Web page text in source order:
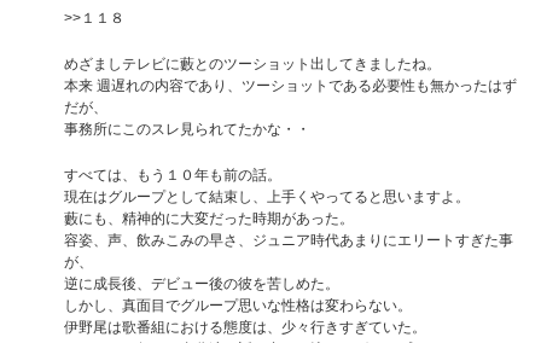
>>１１８
めざましテレビに藪とのツーショット出してきましたね。
本来 週遅れの内容であり、ツーショットである必要性も無かったはず
だが、
事務所にこのスレ見られてたかな・・
すべては、もう１０年も前の話。
現在はグループとして結束し、上手くやってると思いますよ。
藪にも、精神的に大変だった時期があった。
容姿、声、飲みこみの早さ、ジュニア時代あまりにエリートすぎた事
が、
逆に成長後、デビュー後の彼を苦しめた。
しかし、真面目でグループ思いな性格は変わらない。
伊野尾は歌番組における態度は、少々行きすぎていた。